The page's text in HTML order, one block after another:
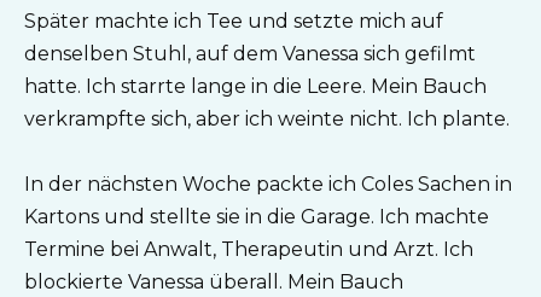
Später machte ich Tee und setzte mich auf
denselben Stuhl, auf dem Vanessa sich gefilmt
hatte. Ich starrte lange in die Leere. Mein Bauch
verkrampfte sich, aber ich weinte nicht. Ich plante.
In der nächsten Woche packte ich Coles Sachen in
Kartons und stellte sie in die Garage. Ich machte
Termine bei Anwalt, Therapeutin und Arzt. Ich
blockierte Vanessa überall. Mein Bauch